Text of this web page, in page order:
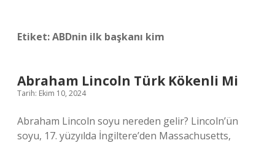
Etiket:ABDnin ilk başkanı kim
Abraham Lincoln Türk Kökenli Mi
Tarih: Ekim 10, 2024
Abraham Lincoln soyu nereden gelir? Lincoln’ün
soyu, 17. yüzyılda İngiltere’den Massachusetts,